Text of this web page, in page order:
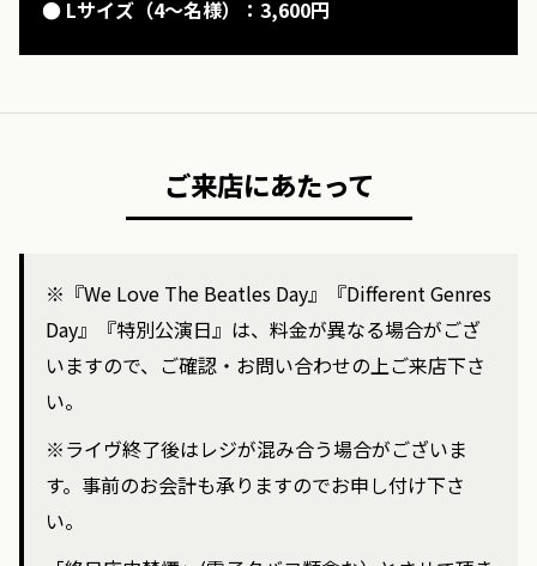
● Lサイズ（4〜名様）：3,600円
ご来店にあたって
※『We Love The Beatles Day』『Different Genres
Day』『特別公演日』は、料金が異なる場合がござ
いますので、ご確認・お問い合わせの上ご来店下さ
い。
※ライヴ終了後はレジが混み合う場合がございま
す。事前のお会計も承りますのでお申し付け下さ
い。